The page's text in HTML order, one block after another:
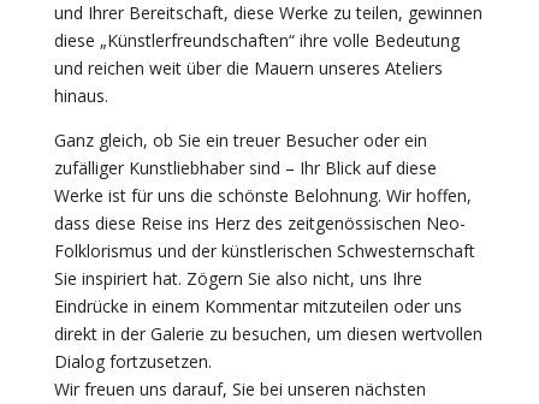
und Ihrer Bereitschaft, diese Werke zu teilen, gewinnen
diese „Künstlerfreundschaften“ ihre volle Bedeutung
und reichen weit über die Mauern unseres Ateliers
hinaus.
Ganz gleich, ob Sie ein treuer Besucher oder ein
zufälliger Kunstliebhaber sind – Ihr Blick auf diese
Werke ist für uns die schönste Belohnung. Wir hoffen,
dass diese Reise ins Herz des zeitgenössischen Neo-
Folklorismus und der künstlerischen Schwesternschaft
Sie inspiriert hat. Zögern Sie also nicht, uns Ihre
Eindrücke in einem Kommentar mitzuteilen oder uns
direkt in der Galerie zu besuchen, um diesen wertvollen
Dialog fortzusetzen.
Wir freuen uns darauf, Sie bei unseren nächsten